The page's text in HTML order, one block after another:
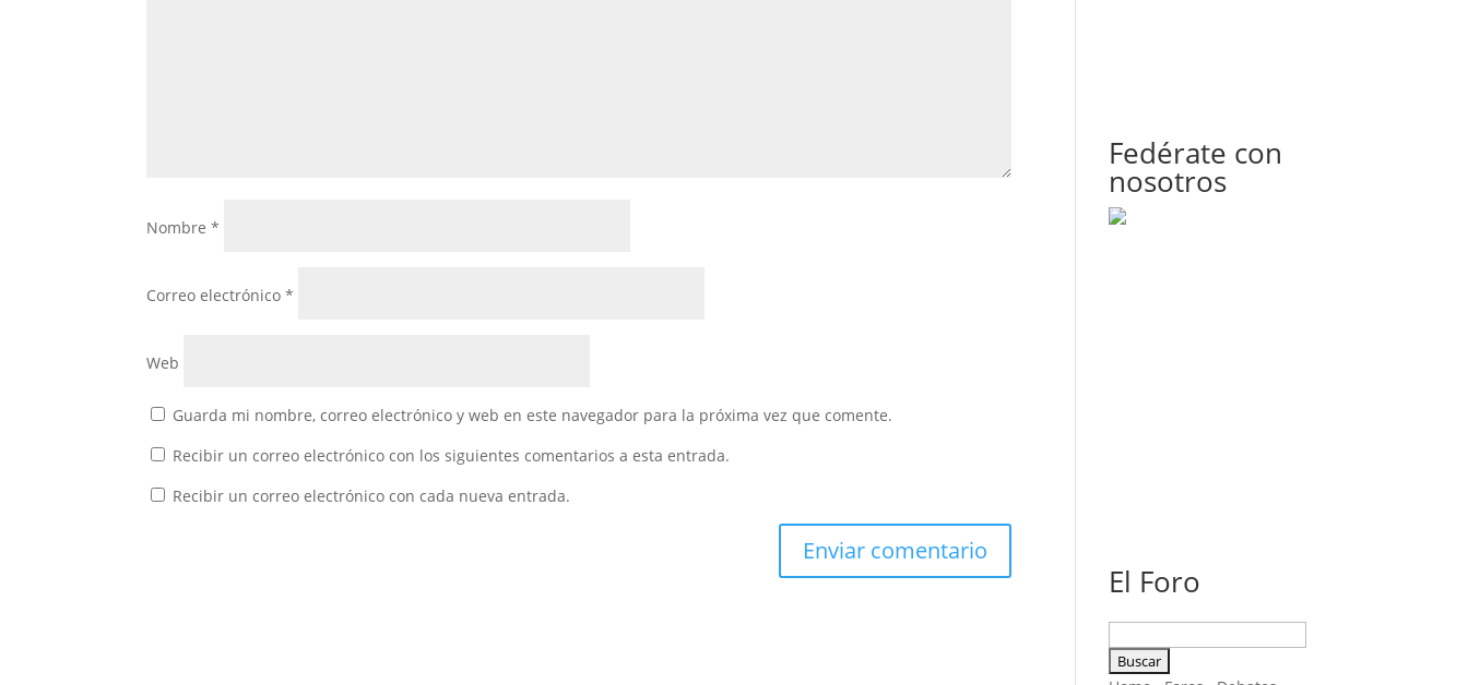
Nombre*
Correo electrónico*
Web
Guarda mi nombre, correo electrónico y web en este navegador para la próxima vez que comente.
Recibir un correo electrónico con los siguientes comentarios a esta entrada.
Recibir un correo electrónico con cada nueva entrada.
Fedérate con
nosotros
El Foro